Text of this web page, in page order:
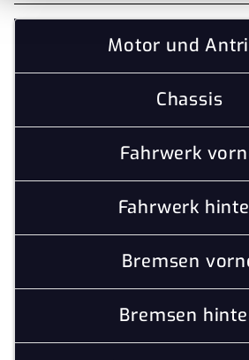
Motor und
Chassis
Fahrwerk
Fahrwerk
Bremsen
Bremsen